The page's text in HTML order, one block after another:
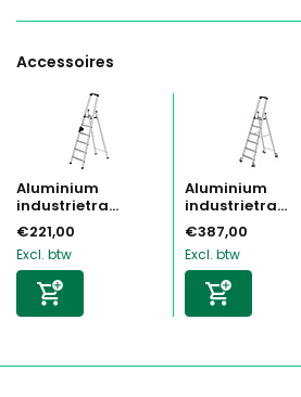
Accessoires
Aluminium
industrietra...
€221,00
Excl. btw
Aluminium
industrietra...
€387,00
Excl. btw